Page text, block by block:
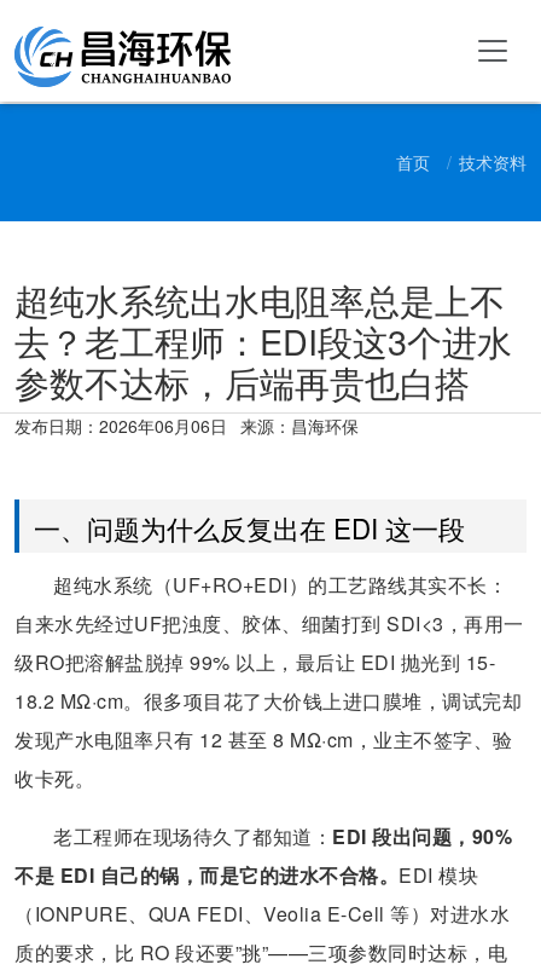
首页 技术资料
超纯水系统出水电阻率总是上不
去？老工程师：EDI段这3个进水
参数不达标，后端再贵也白搭
发布日期： 2026年06月06日 来源：昌海环保
一、问题为什么反复出在 EDI 这一段
超纯水系统（UF+RO+EDI）的工艺路线其实不长：
自来水先经过UF把浊度、胶体、细菌打到 SDI<3，再用一
级RO把溶解盐脱掉 99% 以上，最后让 EDI 抛光到 15-
18.2 MΩ·cm。很多项目花了大价钱上进口膜堆，调试完却
发现产水电阻率只有 12 甚至 8 MΩ·cm，业主不签字、验
收卡死。
老工程师在现场待久了都知道： EDI 段出问题，90%
不是 EDI 自己的锅，而是它的进水不合格。 EDI 模块
（IONPURE、QUA FEDI、Veolia E-Cell 等）对进水水
质的要求，比 RO 段还要”挑”——三项参数同时达标，电